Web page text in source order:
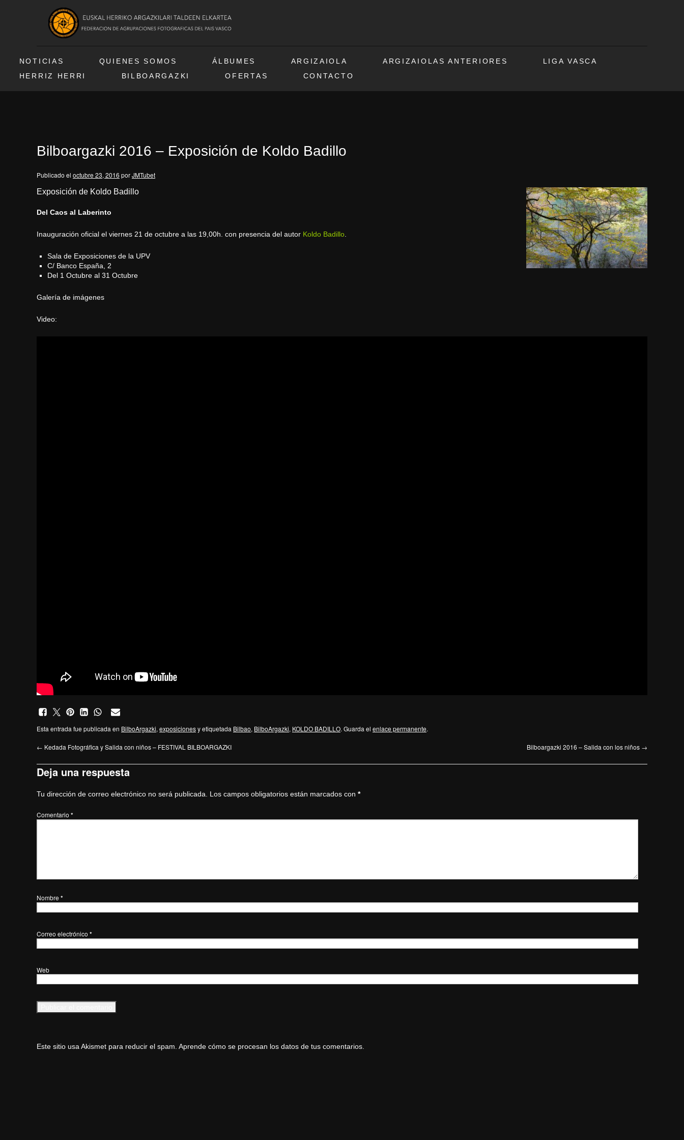
NOTICIAS QUIENES SOMOS ÁLBUMES ARGIZAIOLA ARGIZAIOLAS ANTERIORES
LIGA VASCA
HERRIZ HERRI
BILBOARGAZKI OFERTAS CONTACTO
Bilboargazki 2016 – Exposición de Koldo Badillo
Publicado el octubre 23, 2016 porJMTubet
Exposición de Koldo Badillo
Del Caos al Laberinto
Inauguración oficial el viernes 21 de octubre a las 19,00h. con presencia del autor Koldo Badillo
Sala de Exposiciones de la UPV
C/ Banco España, 2
Del 1 Octubre al 31 Octubre
Galería de imágenes
Video:
Esta entrada fue publicada en BilboArgazki, exposicionesy etiquetada Bilbao, BilboArgazki, KOLDO BADILLO. Guarda el enlace permanente.
← Kedada Fotográfica y Salida con niños – FESTIVAL BILBOARGAZKI Bilboargazki 2016 – Salida con los niños →
Deja una respuesta
Tu dirección de correo electrónico no será publicada. Los campos obligatorios están marcados con *
Comentario *
Nombre *
Correo electrónico *
Web
Este sitio usa Akismet para reducir el spam. Aprende cómo se procesan los datos de tus comentarios.